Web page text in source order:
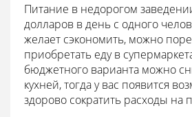
Питание в недорогом
долларов в день с одного
желает сэкономить, можно
приобретать еду в
бюджетного варианта можно
кухней, тогда у вас появится
здорово сократить расходы на